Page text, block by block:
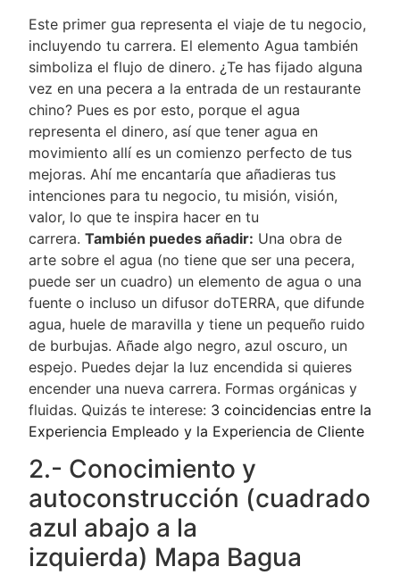
Este primer gua representa el viaje de tu negocio,
incluyendo tu carrera. El elemento Agua también
simboliza el flujo de dinero. ¿Te has fijado alguna
vez en una pecera a la entrada de un restaurante
chino? Pues es por esto, porque el agua
representa el dinero, así que tener agua en
movimiento allí es un comienzo perfecto de tus
mejoras. Ahí me encantaría que añadieras tus
intenciones para tu negocio, tu misión, visión,
valor, lo que te inspira hacer en tu
carrera. También puedes añadir: Una obra de
arte sobre el agua (no tiene que ser una pecera,
puede ser un cuadro) un elemento de agua o una
fuente o incluso un difusor doTERRA, que difunde
agua, huele de maravilla y tiene un pequeño ruido
de burbujas. Añade algo negro, azul oscuro, un
espejo. Puedes dejar la luz encendida si quieres
encender una nueva carrera. Formas orgánicas y
fluidas. Quizás te interese: 3 coincidencias entre la
Experiencia Empleado y la Experiencia de Cliente
2.- Conocimiento y
autoconstrucción (cuadrado
azul abajo a la
izquierda) Mapa Bagua